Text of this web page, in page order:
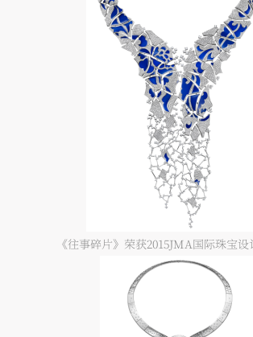
《往事碎片》荣获2015JMA国际珠宝